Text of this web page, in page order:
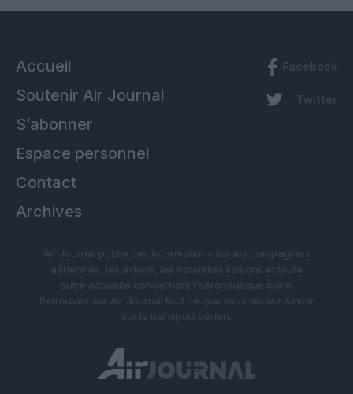
Accueil
Soutenir Air Journal
S’abonner
Espace personnel
Contact
Archives